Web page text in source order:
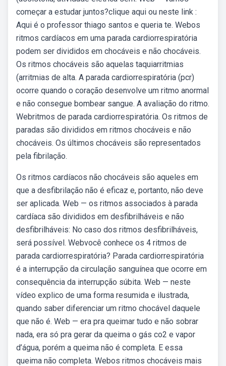
começar a estudar juntos?clique aqui ou neste link :
Aqui é o professor thiago santos e queria te. Webos
ritmos cardíacos em uma parada cardiorrespiratória
podem ser divididos em chocáveis e não chocáveis.
Os ritmos chocáveis são aquelas taquiarritmias
(arritmias de alta. A parada cardiorrespiratória (pcr)
ocorre quando o coração desenvolve um ritmo anormal
e não consegue bombear sangue. A avaliação do ritmo.
Webritmos de parada cardiorrespiratória. Os ritmos de
paradas são divididos em ritmos chocáveis e não
chocáveis. Os últimos chocáveis são representados
pela fibrilação.
Os ritmos cardíacos não chocáveis são aqueles em
que a desfibrilação não é eficaz e, portanto, não deve
ser aplicada. Web — os ritmos associados à parada
cardíaca são divididos em desfibrilháveis e não
desfibrilháveis: No caso dos ritmos desfibrilháveis,
será possível. Webvocê conhece os 4 ritmos de
parada cardiorrespiratória? Parada cardiorrespiratória
é a interrupção da circulação sanguínea que ocorre em
consequência da interrupção súbita. Web — neste
vídeo explico de uma forma resumida e ilustrada,
quando saber diferenciar um ritmo chocável daquele
que não é. Web — era pra queimar tudo e não sobrar
nada, era só pra gerar da queima o gás co2 e vapor
d’água, porém a queima não é completa. E essa
queima não completa. Webos ritmos chocáveis mais